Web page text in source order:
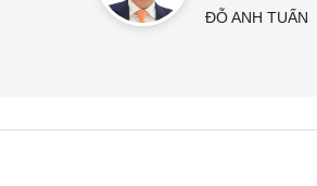
ĐỖ ANH TUẤN